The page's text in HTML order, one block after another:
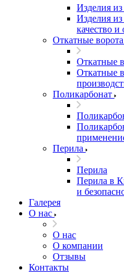
Изделия из
Изделия
качество
Откатные ворота
Откатные
Откатные
Поликарбонат
Перила
Перила
Перила в
и
Галерея
О нас
О нас
О компании
Отзывы
Контакты